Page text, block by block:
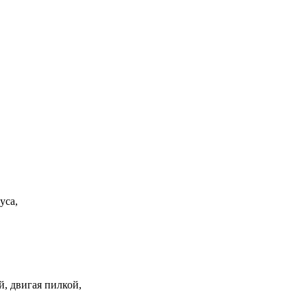
двигая пилкой,